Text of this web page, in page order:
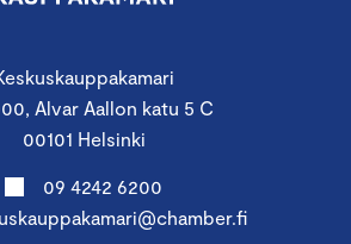
Alvar Aallon katu 5 C
00101 Helsinki
09 4242 6200